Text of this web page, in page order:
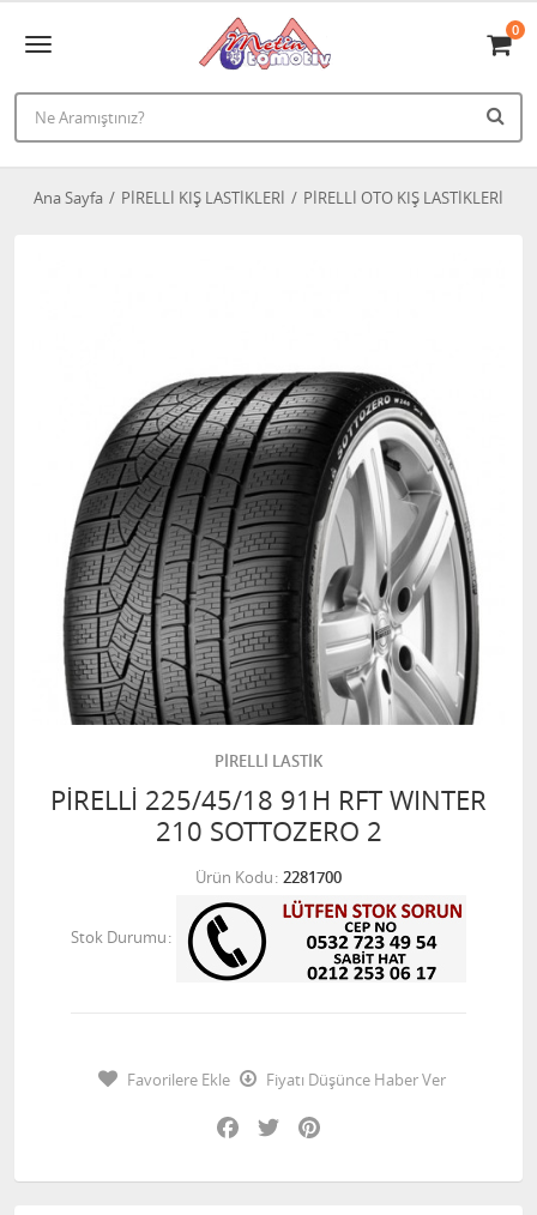
0
Ana Sayfa PİRELLİ KIŞ LASTİKLERİ PİRELLİ OTO KIŞ LASTİKLERİ
PİRELLİ LASTİK
PİRELLİ 225/45/18 91H RFT WINTER
210 SOTTOZERO 2
Ürün Kodu 2281700
Stok Durumu
Favorilere Ekle
Fiyatı Düşünce Haber Ver
Facebook
Twitter